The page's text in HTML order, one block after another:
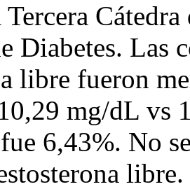
Tercera
Diabetes. Las
libre fueron
mg/dL vs
6,43%. No
libre.